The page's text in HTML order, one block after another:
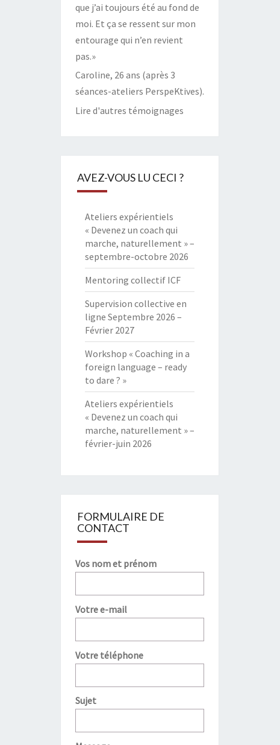
que j’ai toujours été au fond de
moi. Et ça se ressent sur mon
entourage qui n’en revient
pas.»
Caroline, 26 ans (après 3
séances-ateliers PerspeKtives).
Lire d'autres témoignages
AVEZ-VOUS LU CECI ?
Ateliers expérientiels
« Devenez un coach qui
marche, naturellement » –
septembre-octobre 2026
Mentoring collectif ICF
Supervision collective en
ligne Septembre 2026 –
Février 2027
Workshop « Coaching in a
foreign language – ready
to dare ? »
Ateliers expérientiels
« Devenez un coach qui
marche, naturellement » –
février-juin 2026
FORMULAIRE DE
CONTACT
Vos nom et prénom
Votre e-mail
Votre téléphone
Sujet